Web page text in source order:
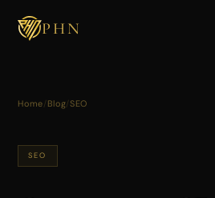
PRIMEIRO PASSO
sobre o seu
PHN
Home/Blog/SEO
SEO